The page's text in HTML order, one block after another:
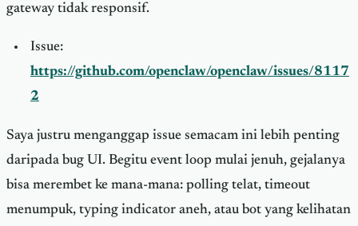
gateway tidak responsif.
Issue:
https://github.com/openclaw/openclaw/issues/8117
2
Saya justru menganggap issue semacam ini lebih penting
daripada bug UI. Begitu event loop mulai jenuh, gejalanya
bisa merembet ke mana-mana: polling telat, timeout
menumpuk, typing indicator aneh, atau bot yang kelihatan